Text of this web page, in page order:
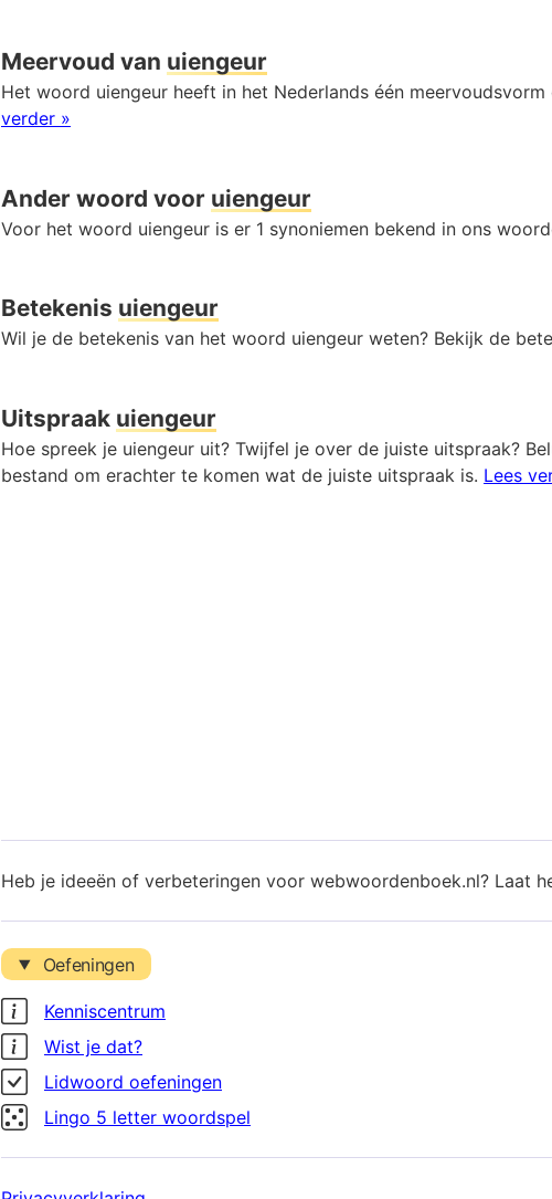
Meervoud van uiengeur
Het woord uiengeur heeft in het Nederlands één
verder »
Ander woord voor uiengeur
Voor het woord uiengeur is er 1 synoniemen bekend in ons
Betekenis uiengeur
Wil je de betekenis van het woord uiengeur weten? Bekijk de
Uitspraak uiengeur
Hoe spreek je uiengeur uit? Twijfel je over de juiste uitspraak?
bestand om erachter te komen wat de juiste uitspraak is. Lees
Heb je ideeën of verbeteringen voor webwoordenboek.nl? Laat
Oefeningen
Kenniscentrum
Wist je dat?
Lidwoord oefeningen
Lingo 5 letter woordspel